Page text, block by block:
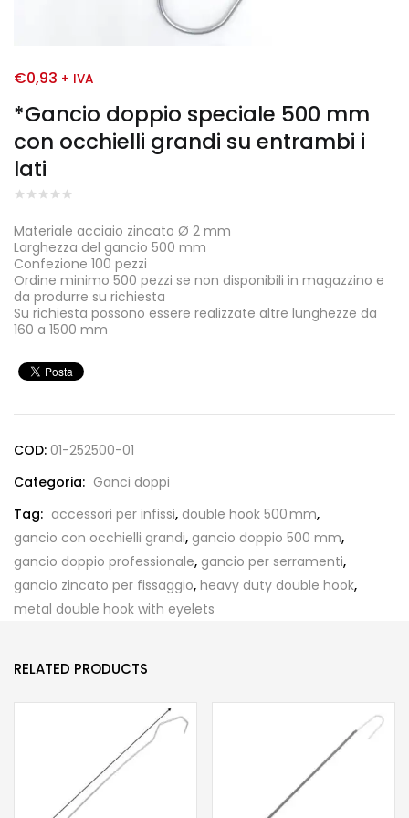
*Gancio doppio speciale 500 mm
con occhielli grandi su entrambi i
lati
€0,93 + IVA
Materiale acciaio zincato Ø 2 mm
Larghezza del gancio 500 mm
Confezione 100 pezzi
Ordine minimo 500 pezzi se non disponibili in magazzino e
da produrre su richiesta
Su richiesta possono essere realizzate altre lunghezze da
160 a 1500 mm
COD: 01-252500-01
Categoria: Ganci doppi
Tag: accessori per infissi, double hook 500 mm,
gancio con occhielli grandi, gancio doppio 500 mm,
gancio doppio professionale, gancio per serramenti,
gancio zincato per fissaggio, heavy duty double hook,
metal double hook with eyelets
RELATED PRODUCTS